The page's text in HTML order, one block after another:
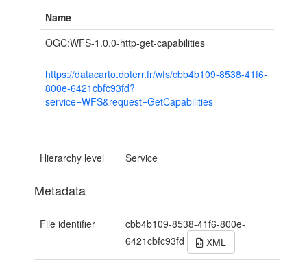
Name
OGC:WFS-1.0.0-http-get-capabilities
https://datacarto.doterr.fr/wfs/cbb4b109-8538-41f6-
800e-6421cbfc93fd?
service=WFS&request=GetCapabilities
Hierarchy level Service
Metadata
File identifier
cbb4b109-8538-41f6-800e-
6421cbfc93fd
XML